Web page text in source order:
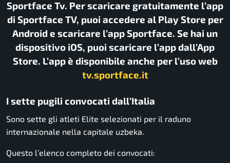
Sportface Tv. Per scaricare gratuitamente l’app
di Sportface TV, puoi accedere al Play Store per
Android e scaricare l’app Sportface. Se hai un
dispositivo iOS, puoi scaricare l’app dall’App
Store. L’app è disponibile anche per l’uso web
tv.sportface.it
I sette pugili convocati dall’Italia
Sono sette gli atleti Elite selezionati per il raduno
internazionale nella capitale uzbeka.
Questo l’elenco completo dei convocati: